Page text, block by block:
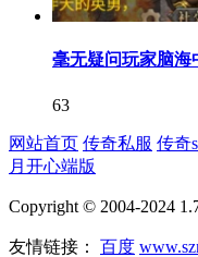
毫无疑问玩家脑海
63
网站首页 传奇私服 传奇
月开心端版
Copyright © 2004-2024
友情链接： 百度